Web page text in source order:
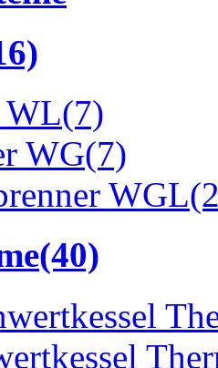
WL(7)
WG(7)
WGL
(40)